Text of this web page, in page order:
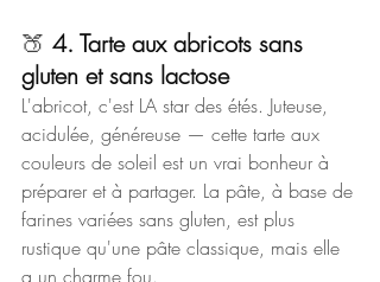
🍑 4. Tarte aux abricots sans
gluten et sans lactose
L'abricot, c'est LA star des étés. Juteuse,
acidulée, généreuse — cette tarte aux
couleurs de soleil est un vrai bonheur à
préparer et à partager. La pâte, à base de
farines variées sans gluten, est plus
rustique qu'une pâte classique, mais elle
a un charme fou.